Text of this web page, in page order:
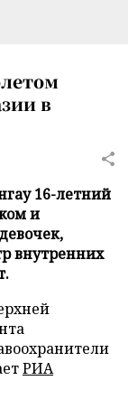
в
16-летний
и
внутренних
РИА